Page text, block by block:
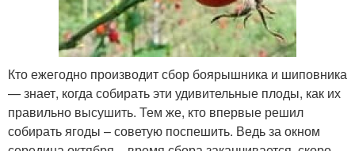
Кто ежегодно производит сбор боярышника и шиповника
— знает, когда собирать эти удивительные плоды, как их
правильно высушить. Тем же, кто впервые решил
собирать ягоды – советую поспешить. Ведь за окном